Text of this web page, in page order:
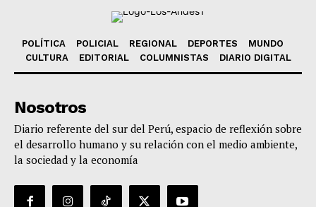
POLÍTICA POLICIAL REGIONAL DEPORTES
MUNDO
CULTURA
EDITORIAL COLUMNISTAS DIARIO DIGITAL
Nosotros
Diario referente del sur del Perú, espacio de reflexión sobre
el desarrollo humano y su relación con el medio ambiente,
la sociedad y la economía